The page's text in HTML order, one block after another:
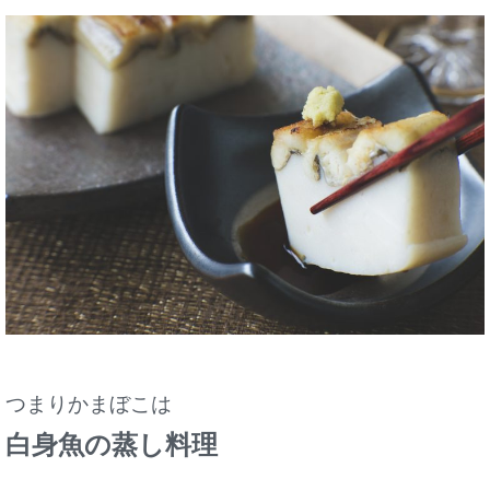
つまりかまぼこは
白身魚の蒸し料理